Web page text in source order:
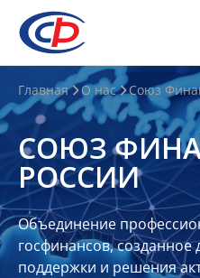
О
нас
О
СФР
Совет
Союза
Участники
Главная О нас Союз
СОЮЗ
РОССИИ
Объединение
госфинансов, созданное
поддержки и решения